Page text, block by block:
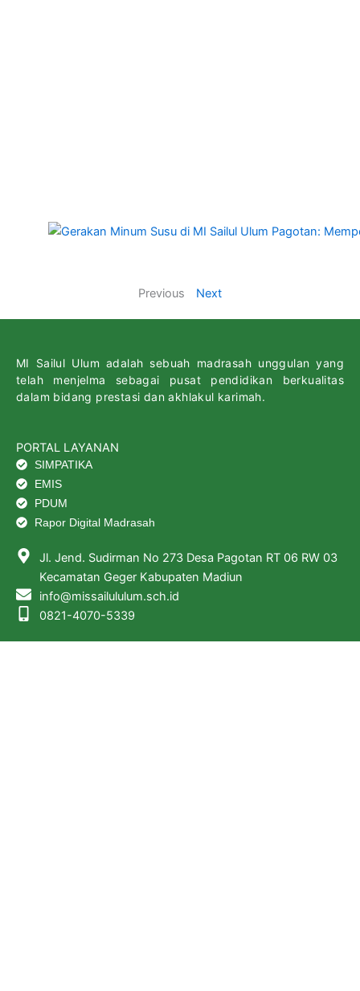
Previous Next
MI Sailul Ulum adalah sebuah madrasah unggulan yang
telah menjelma sebagai pusat pendidikan berkualitas
dalam bidang prestasi dan akhlakul karimah.
PORTAL LAYANAN
SIMPATIKA
EMIS
PDUM
Rapor Digital Madrasah
Jl. Jend. Sudirman No 273 Desa Pagotan RT 06 RW 03
Kecamatan Geger Kabupaten Madiun
info@missailululum.sch.id
0821-4070-5339